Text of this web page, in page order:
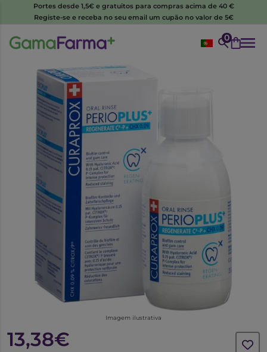
Portes desde 1,5€ e gratuitos para compras acima de 40 €
Registe-se e receba no seu email um cupão no valor de 5€
0
Imagem ilustrativa
13,38€